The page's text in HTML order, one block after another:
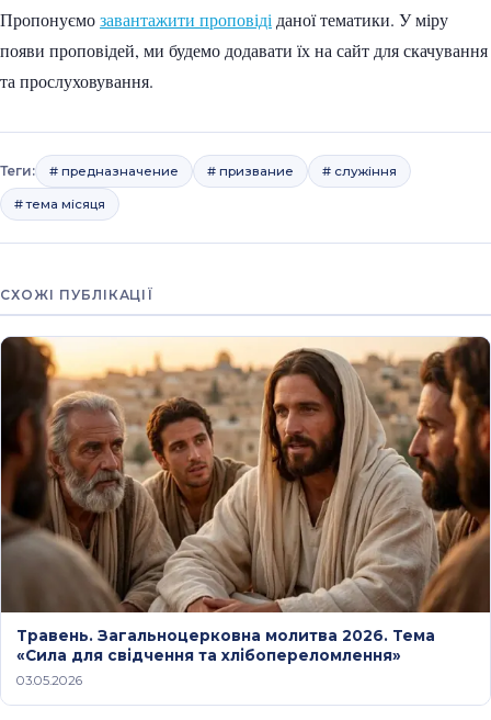
Пропонуємозавантажити проповіді даної тематики. У міру
появи проповідей, ми будемо додавати їх на сайт для скачування
та прослуховування.
Теги: # предназначение # призвание # служіння
# тема місяця
СХОЖІ ПУБЛІКАЦІЇ
Травень. Загальноцерковна молитва 2026. Тема
«Сила для свідчення та хлібопереломлення»
03.05.2026